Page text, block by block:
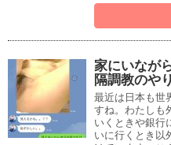
家にいなが
隔調教のや
最近は日本も世
すね。わたし
いくときや銀行
いに行くとき以